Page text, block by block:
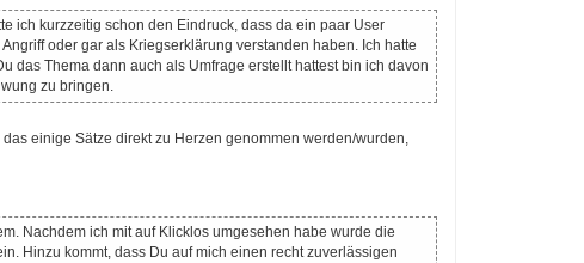
ich kurzzeitig schon den Eindruck, dass da ein paar User
oder gar als Kriegserklärung verstanden haben. Ich hatte
das Thema dann auch als Umfrage erstellt hattest bin ich davon
zu bringen.
einige Sätze direkt zu Herzen genommen werden/wurden,
Nachdem ich mit auf Klicklos umgesehen habe wurde die
Hinzu kommt, dass Du auf mich einen recht zuverlässigen